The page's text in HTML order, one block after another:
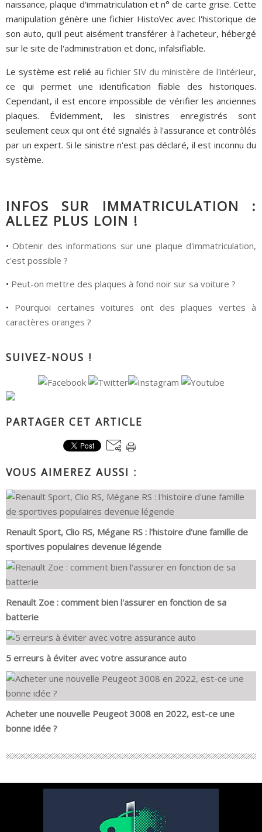
naissance, plaque d'immatriculation et n° de carte grise. Cette
manipulation génère une fichier HistoVec avec l'historique de
son auto, qu'il peut aisément transférer à l'acheteur, hébergé
sur le site de l'administration et donc, infalsifiable.
Le système est relié au fichier SIV du ministère de l'intérieur,
ce qui permet une identification fiable des historiques.
Cependant, il est encore impossible de vérifier les anciennes
plaques. Évidemment, les sinistres enregistrés sont
seulement ceux qui ont été signalés à l'assurance et contrôlés
par un expert. Si le sinistre n'est pas déclaré, il est inconnu du
système.
INFOS SUR IMMATRICULATION :
ALLEZ PLUS LOIN !
•Obtenir des informations sur une plaque d'immatriculation,
c'est possible ?
• Peut-on mettre des plaques à fond noir sur sa voiture ?
• Pourquoi certaines voitures ont des plaques vertes à
caractères oranges ?
SUIVEZ-NOUS !
PARTAGER CET ARTICLE
VOUS AIMEREZ AUSSI :
Renault Sport, Clio RS, Mégane RS : l'histoire d'une famille de
sportives populaires devenue légende
Renault Zoe : comment bien l'assurer en fonction de sa
batterie
5 erreurs à éviter avec votre assurance auto
Acheter une nouvelle Peugeot 3008 en 2022, est-ce une
bonne idée ?